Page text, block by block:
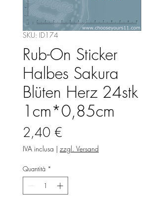
SKU: ID174
Rub-On Sticker
Halbes Sakura
Blüten Herz 24stk
1cm*0,85cm
2,40 €
IVA inclusa | zzgl. Versand
Quantità *